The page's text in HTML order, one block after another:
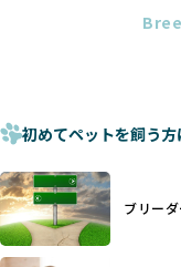
法令レベルの最低基
ものに過ぎず、ワン
少なくなく、消費者
さらに、書類審査の
際の飼育環境やブリ
す。こうしたサイト
あり、実際の現場や
に断尾（しっぽを切
ことがあります。
これは痛みを伴う処
手段でもあるため、
ヨーロッパ諸国では
日本ではいまだ行わ
優良ブリーダーは動
を大切にするため断
初めてペットを飼う
ブリー